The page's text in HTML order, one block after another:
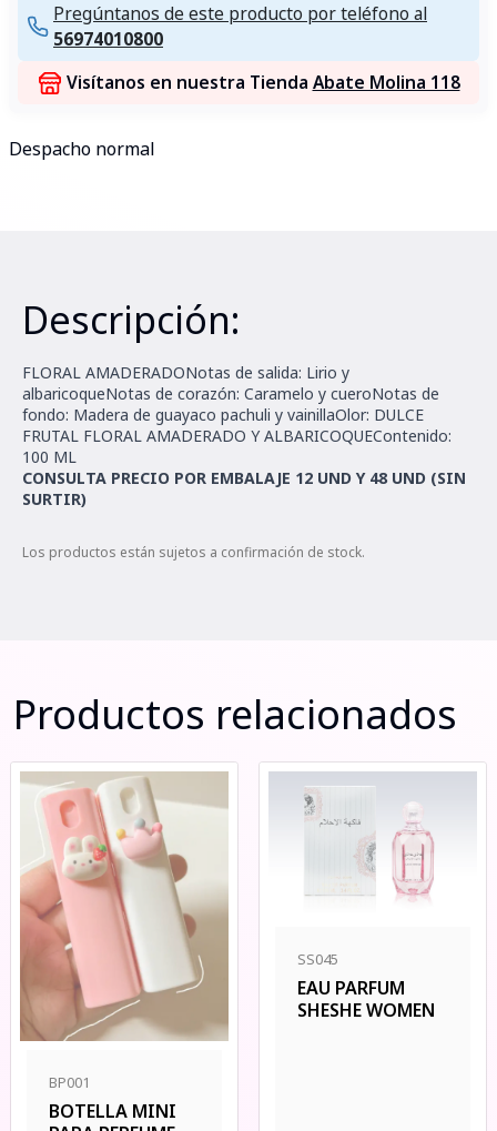
Pregúntanos de este producto por teléfono al
56974010800
Visítanos en nuestra Tienda Abate Molina 118
Despacho normal
Descripción:
FLORAL AMADERADONotas de salida: Lirio y
albaricoqueNotas de corazón: Caramelo y cueroNotas de
fondo: Madera de guayaco pachuli y vainillaOlor: DULCE
FRUTAL FLORAL AMADERADO Y ALBARICOQUEContenido:
100 ML
CONSULTA PRECIO POR EMBALAJE 12 UND Y 48 UND (SIN
SURTIR)
Los productos están sujetos a confirmación de stock.
Productos relacionados
BP001
BOTELLA MINI
SS045
EAU PARFUM
SHESHE WOMEN